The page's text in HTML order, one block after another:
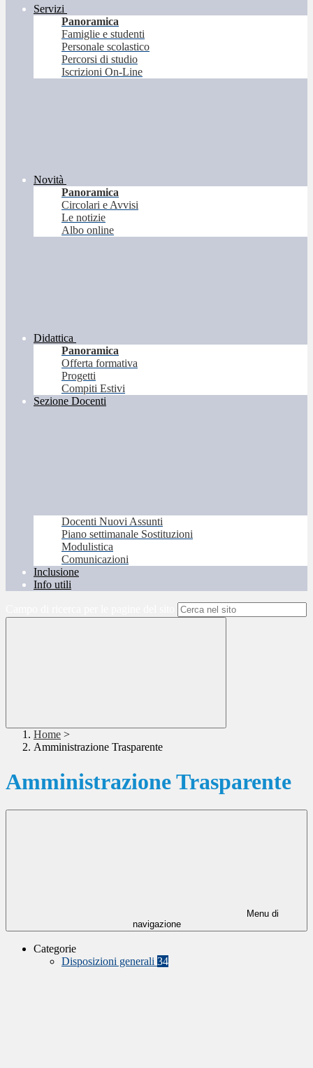
Servizi
Panoramica
Famiglie e studenti
Personale scolastico
Percorsi di studio
Iscrizioni On-Line
Novità
Panoramica
Circolari e Avvisi
Le notizie
Albo online
Didattica
Panoramica
Offerta formativa
Progetti
Compiti Estivi
Sezione Docenti
Docenti Nuovi Assunti
Piano settimanale Sostituzioni
Modulistica
Comunicazioni
Inclusione
Info utili
Home >
Amministrazione Trasparente
Amministrazione Trasparente
Menu di
navigazione
Categorie
Disposizioni generali 34